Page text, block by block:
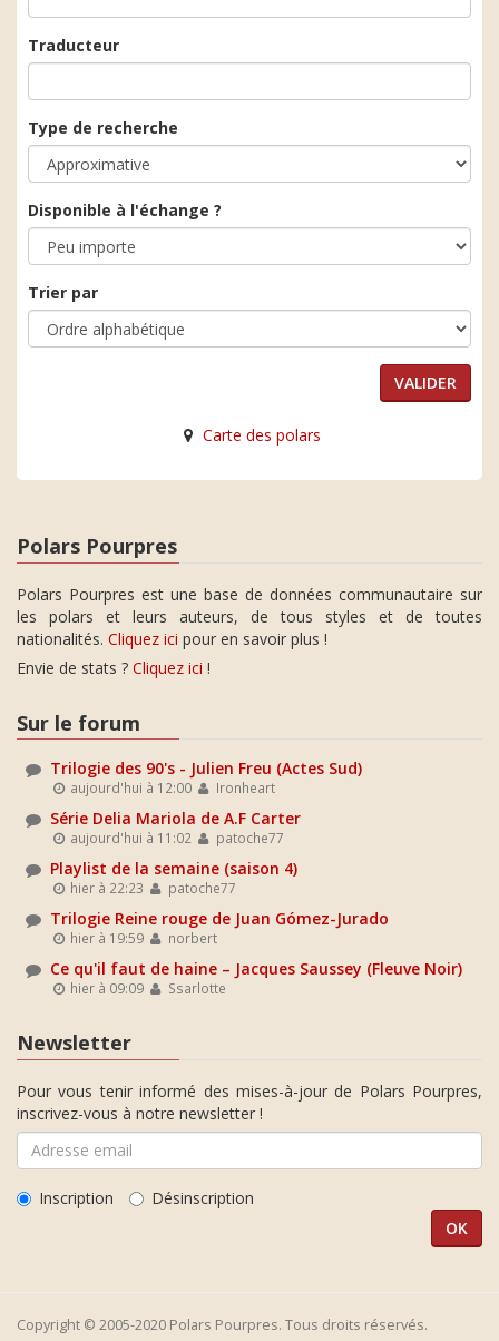
Traducteur
Type de recherche
Disponible à l'échange ?
Trier par
Carte des polars
Polars Pourpres
Polars Pourpres est une base de données communautaire sur
les polars et leurs auteurs, de tous styles et de toutes
nationalités. Cliquez ici pour en savoir plus !
Envie de stats ? Cliquez ici !
Sur le forum
Trilogie des 90's - Julien Freu (Actes Sud)
aujourd'hui à 12:00 Ironheart
Série Delia Mariola de A.F Carter
aujourd'hui à 11:02 patoche77
Playlist de la semaine (saison 4)
hier à 22:23 patoche77
Trilogie Reine rouge de Juan Gómez-Jurado
hier à 19:59 norbert
Ce qu'il faut de haine – Jacques Saussey (Fleuve Noir)
hier à 09:09 Ssarlotte
Newsletter
Pour vous tenir informé des mises-à-jour de Polars Pourpres,
inscrivez-vous à notre newsletter !
Inscription Désinscription
Copyright © 2005-2020 Polars Pourpres. Tous droits réservés.